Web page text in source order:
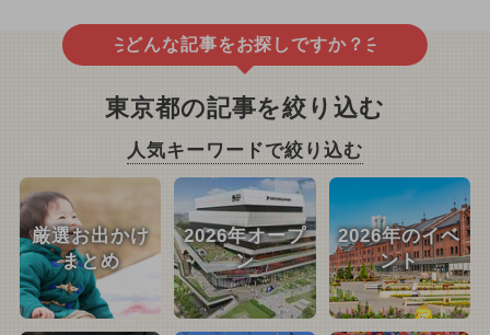
どんな記事をお探しですか？
東京都の記事を絞り込む
人気キーワードで絞り込む
厳選お出かけ
まとめ
2026年オープ
ン
2026年のイベ
ント